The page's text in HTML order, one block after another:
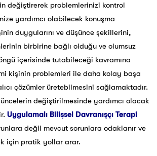
değiştirerek problemlerinizi kontrol
yardımcı olabilecek konuşma
duygularını ve düşünce şekillerini,
birbirine bağlı olduğu ve olumsuz
içerisinde tutabileceği kavramına
kişinin problemleri ile daha kolay başa
çözümler üretebilmesini sağlamaktadır.
değiştirilmesinde yardımcı olacak
Uygulamalı Bilişsel Davranışçı Terapi
değil mevcut sorunlara odaklanır ve
için pratik yollar arar.